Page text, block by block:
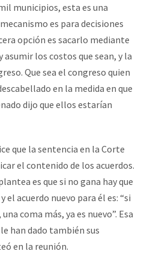
municipios, esta es una
es para decisiones
opción es sacarlo mediante
los costos que sean, y la
Que sea el congreso quien
en la medida en que
dijo que ellos estarían
que la sentencia en la Corte
el contenido de los acuerdos.
es que si no gana hay que
el acuerdo nuevo para él es: “si
coma más, ya es nuevo”. Esa
han dado también sus
en la reunión.